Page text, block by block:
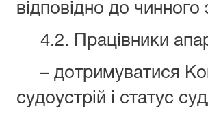
відповідно до
4.2. Працівники
– дотримуватися
судоустрій і статус